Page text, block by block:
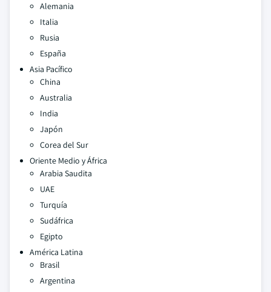
Alemania
Italia
Rusia
España
Asia Pacífico
China
Australia
India
Japón
Corea del Sur
Oriente Medio y África
Arabia Saudita
UAE
Turquía
Sudáfrica
Egipto
América Latina
Brasil
Argentina